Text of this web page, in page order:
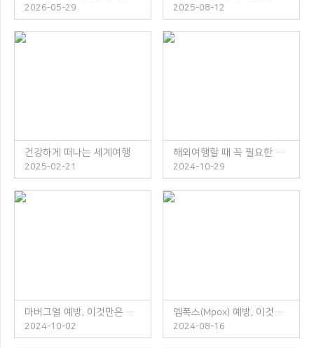
2026-05-29 2025-08-12
건강하게 떠나는 세계여행
2025-02-21
해외여행할 때 꼭 필요한 체크리스트
2024-10-29
마버그열 예방, 이것만은 꼭 지켜주세요!
2024-10-02
엠폭스(Mpox) 예방, 이것만은 꼭 지켜주세요!
2024-08-16